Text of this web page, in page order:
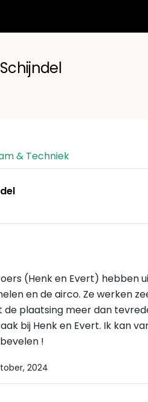
& Techniek
bij het
en de airco. Ze werken
plaatsing meer dan
van van Straten Duurzaam & Techniek
!
2024